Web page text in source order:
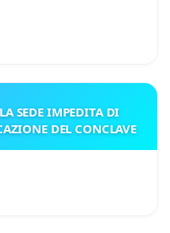
SEDE IMPEDITA DI
DEL CONCLAVE